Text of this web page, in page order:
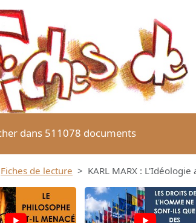
dans 511078 documents
Fiches de lecture KARL MARX :